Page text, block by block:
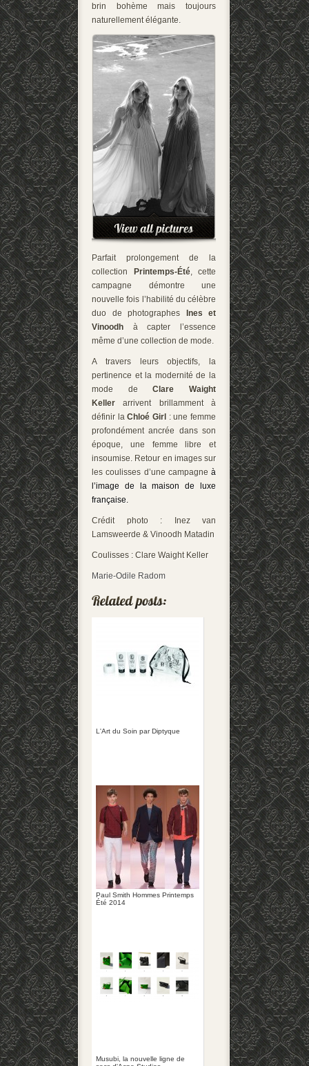
brin bohème mais toujours
naturellement élégante.
Parfait prolongement de la
collection
Printemps-Été, cette
campagne démontre une
nouvelle fois l’habilité du célèbre
duo de photographes
Ines et
Vinoodh à capter l’essence
même d’une collection de mode.
A travers leurs objectifs, la
pertinence et la modernité de la
mode deClare Waight
Keller arrivent brillamment à
définir laChloé Girl : une femme
profondément ancrée dans son
époque, une femme libre et
insoumise. Retour en images sur
les coulisses d’une campagne à
l’image de la maison de luxe
française.
Crédit photo : Inez van
Lamsweerde & Vinoodh Matadin
Coulisses : Clare Waight Keller
Marie-Odile Radom
L'Art du Soin par Diptyque
Paul Smith Hommes Printemps
Été 2014
Musubi, la nouvelle ligne de